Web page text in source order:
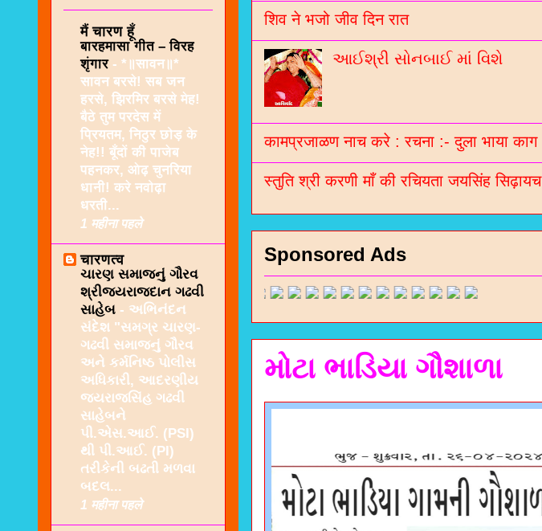
शिव ने भजो जीव दिन रात
આઈશ્રી સોનબાઈ માં વિશે
कामप्रजाळण नाच करे : रचना :- दुला भाया काग
स्तुति श्री करणी माँ की रचियता जयसिंह सिढ़ायच
Sponsored Ads
મોટા ભાડિયા ગૌશાળા
मैं चारण हूँ
बारहमासा गीत – विरह
शृंगार - *॥सावन॥*
सावन बरसे! सब जन
हरसे, झिरमिर बरसे मेह!
बैठे तुम परदेस में
प्रियतम, निठुर छोड़ के
नेह!! बूँदों की पाजेब
पहनकर, ओढ़ चुनरिया
धानी! करे नवोढ़ा
धरती...
1 महीना पहले
चारणत्व
ચારણ સમાજનું ગૌરવ
શ્રીજયરાજદાન ગઢવી
સાહેબ - અભિનંદન
સંદેશ "સમગ્ર ચારણ-
ગઢવી સમાજનું ગૌરવ
અને કર્મનિષ્ઠ પોલીસ
અધિકારી, આદરણીય
જયરાજસિંહ ગઢવી
સાહેબને
પી.એસ.આઈ. (PSI)
થી પી.આઈ. (PI)
તરીકેની બઢતી મળવા
બદલ...
1 महीना पहले